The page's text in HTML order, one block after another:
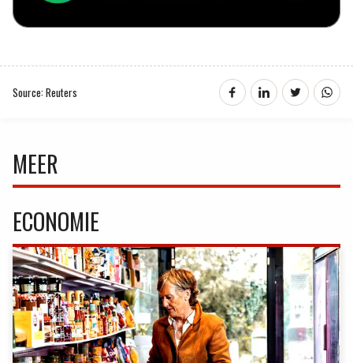
Source: Reuters
MEER
ECONOMIE